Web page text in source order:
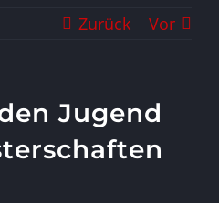
Zurück Vor
Jugend